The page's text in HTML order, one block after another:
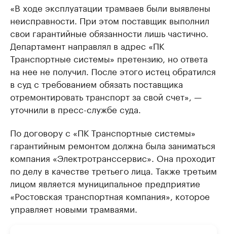
«В ходе эксплуатации трамваев были выявлены
неисправности. При этом поставщик выполнил
свои гарантийные обязанности лишь частично.
Департамент направлял в адрес «ПК
Транспортные системы» претензию, но ответа
на нее не получил. После этого истец обратился
в суд с требованием обязать поставщика
отремонтировать транспорт за свой счет», —
уточнили в пресс-службе суда.
По договору с «ПК Транспортные системы»
гарантийным ремонтом должна была заниматься
компания «Электротранссервис». Она проходит
по делу в качестве третьего лица. Также третьим
лицом является муниципальное предприятие
«Ростовская транспортная компания», которое
управляет новыми трамваями.